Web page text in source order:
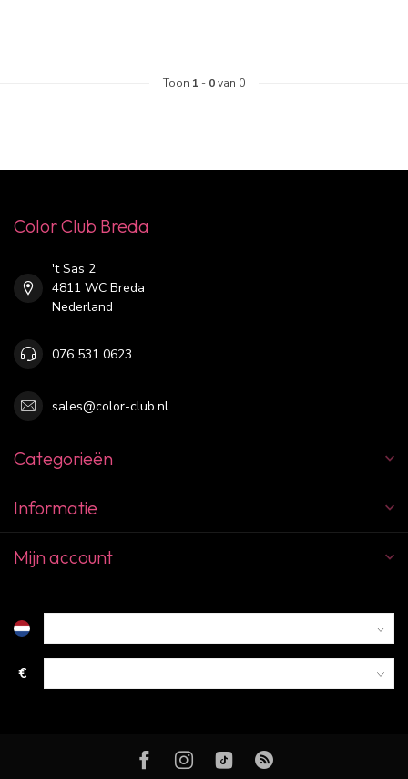
Toon 1 - 0van 0
Color Club Breda
't Sas 2
4811 WC Breda
Nederland
076 531 0623
sales@color-club.nl
Categorieën
Informatie
Mijn account
€